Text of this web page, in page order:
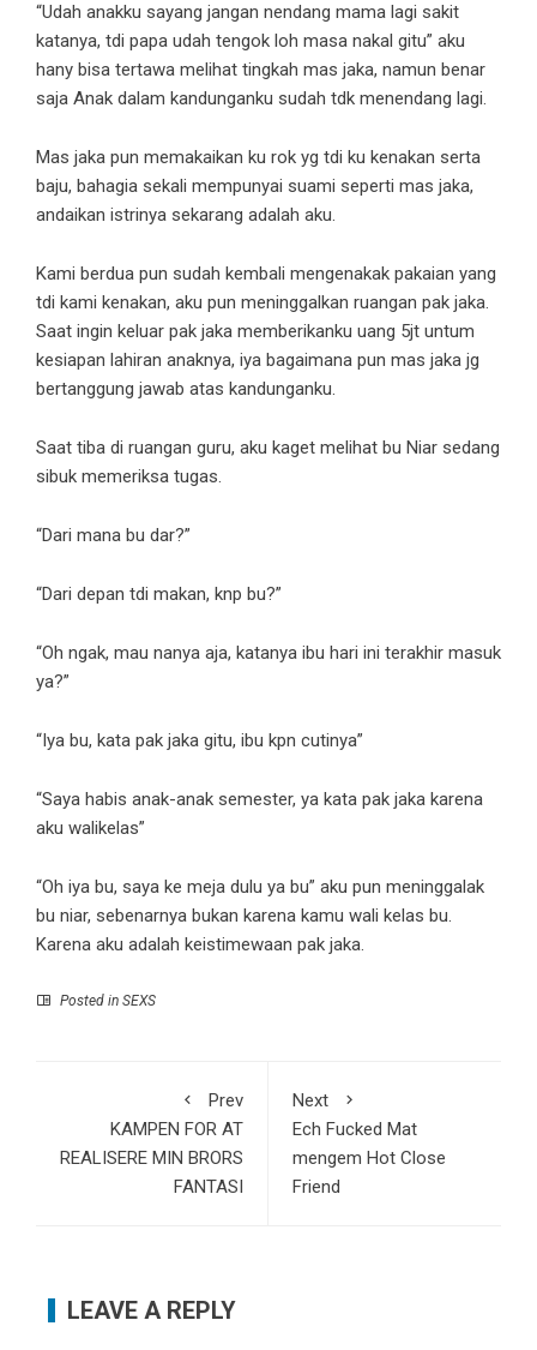
“Udah anakku sayang jangan nendang mama lagi sakit
katanya, tdi papa udah tengok loh masa nakal gitu” aku
hany bisa tertawa melihat tingkah mas jaka, namun benar
saja Anak dalam kandunganku sudah tdk menendang lagi.
Mas jaka pun memakaikan ku rok yg tdi ku kenakan serta
baju, bahagia sekali mempunyai suami seperti mas jaka,
andaikan istrinya sekarang adalah aku.
Kami berdua pun sudah kembali mengenakak pakaian yang
tdi kami kenakan, aku pun meninggalkan ruangan pak jaka.
Saat ingin keluar pak jaka memberikanku uang 5jt untum
kesiapan lahiran anaknya, iya bagaimana pun mas jaka jg
bertanggung jawab atas kandunganku.
Saat tiba di ruangan guru, aku kaget melihat bu Niar sedang
sibuk memeriksa tugas.
“Dari mana bu dar?”
“Dari depan tdi makan, knp bu?”
“Oh ngak, mau nanya aja, katanya ibu hari ini terakhir masuk
ya?”
“Iya bu, kata pak jaka gitu, ibu kpn cutinya”
“Saya habis anak-anak semester, ya kata pak jaka karena
aku walikelas”
“Oh iya bu, saya ke meja dulu ya bu” aku pun meninggalak
bu niar, sebenarnya bukan karena kamu wali kelas bu.
Karena aku adalah keistimewaan pak jaka.
Posted in SEXS
Prev
KAMPEN FOR AT
REALISERE MIN BRORS
FANTASI
Next
Ech Fucked Mat
mengem Hot Close
Friend
LEAVE A REPLY